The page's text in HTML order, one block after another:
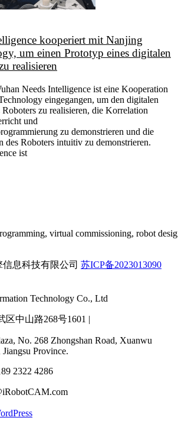
kooperiert mit Nanjing
um einen Prototyp eines digitalen
realisieren
Needs Intelligence ist eine Kooperation
eingegangen, um den digitalen
zu realisieren, die Korrelation
und
zu demonstrieren und die
des Roboters intuitiv zu demonstrieren.
ist
virtual commissioning, robot
信息科技有限公司 苏ICP备2023013090
Technology Co., Ltd
区中山路268号1601 |
No. 268 Zhongshan Road, Xuanwu
Province.
2322 4286